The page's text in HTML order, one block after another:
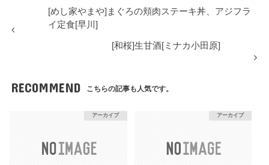
[めし家やまや]まぐろの頬肉ステーキ丼、アジフラ
イ定食[早川]
[和桜]生甘酒[ミナカ小田原]
RECOMMEND こちらの記事も人気です。
アーカイブ アーカイブ